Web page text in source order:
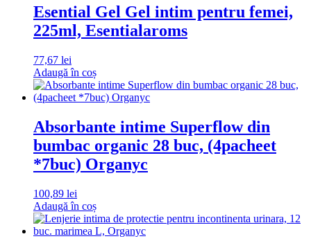
Esential Gel Gel intim pentru femei,
225ml, Esentialaroms
77,67 lei
Adaugă în coș
Absorbante intime Superflow din
bumbac organic 28 buc, (4pacheet
*7buc) Organyc
100,89 lei
Adaugă în coș